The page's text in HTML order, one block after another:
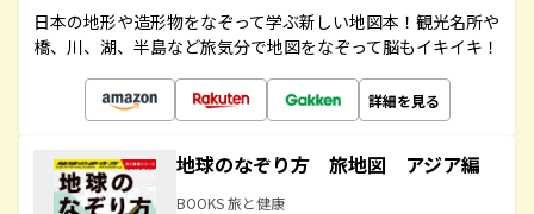
日本の地形や造形物をなぞって学ぶ新しい地図本！観光名所や
橋、川、湖、半島など旅気分で地図をなぞって脳もイキイキ！
詳細を見る
地球のなぞり方 旅地図 アジア編
BOOKS 旅と健康